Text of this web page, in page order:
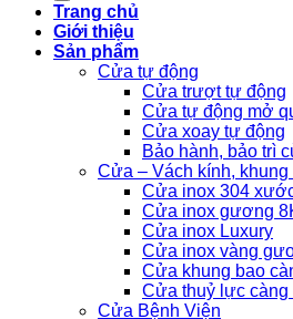
Trang chủ
Giới thiệu
Sản phẩm
Cửa tự động
Cửa trượt tự động
Cửa tự động mở
Cửa xoay tự động
Bảo hành, bảo trì
Cửa – Vách kính, khung
Cửa inox 304
Cửa inox gương
Cửa inox Luxury
Cửa inox vàng
Cửa khung bao
Cửa thuỷ lực càng
Cửa Bệnh Viện